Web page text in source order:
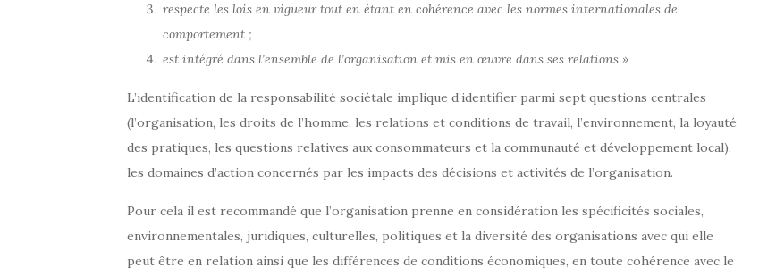
respecte les lois en vigueur tout en étant en cohérence avec les normes internationales de
comportement ;
est intégré dans l’ensemble de l’organisation et mis en œuvre dans ses relations »
L’identification de la responsabilité sociétale implique d’identifier parmi sept questions centrales
(l’organisation, les droits de l’homme, les relations et conditions de travail, l’environnement, la loyauté
des pratiques, les questions relatives aux consommateurs et la communauté et développement local),
les domaines d’action concernés par les impacts des décisions et activités de l’organisation.
Pour cela il est recommandé que l’organisation prenne en considération les spécificités sociales,
environnementales, juridiques, culturelles, politiques et la diversité des organisations avec qui elle
peut être en relation ainsi que les différences de conditions économiques, en toute cohérence avec le